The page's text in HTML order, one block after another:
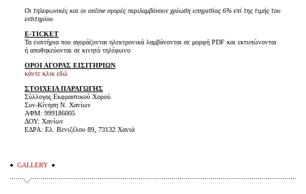
Οι τηλεφωνικές και οι online αγορές περιλαμβάνουν χρέωση υπηρεσίας 6% επί της τιμής του
εισιτηρίου
E-TICKET
Τα εισιτήρια που αγοράζονται ηλεκτρονικά λαμβάνονται σε μορφή PDF και εκτυπώνονται
ή αποθηκεύονται σε κινητό τηλέφωνο
ΟΡΟΙ ΑΓΟΡΑΣ ΕΙΣΙΤΗΡΙΩΝ
κάντε κλικ εδώ
ΣΤΟΙΧΕΙΑ ΠΑΡΑΓΩΓΗΣ
Σύλλογος Εκφραστικού Χορού
Συν-Κίνηση Ν. Χανίων
ΑΦΜ: 999186005
ΔΟΥ: Χανίων
ΕΔΡΑ: Ελ. Βενιζέλου 89, 73132 Χανιά
GALLERY